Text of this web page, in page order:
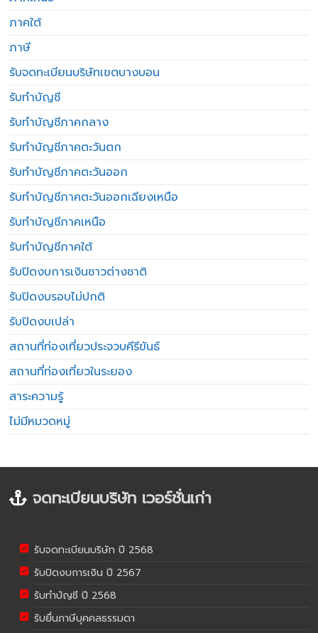
ภาคใต้
ภาษี
รับจดทะเบียนบริษัทเขตบางบอน
รับทำบัญชี
รับทำบัญชีภาคกลาง
รับทำบัญชีภาคตะวันตก
รับทำบัญชีภาคตะวันออก
รับทำบัญชีภาคตะวันออกเฉียงเหนือ
รับทำบัญชีภาคเหนือ
รับทำบัญชีภาคใต้
รับปิดงบการเงินชาวต่างชาติ
รับปิดงบรอบไม่ปกติ
รับปิดงบเปล่า
สถานที่ท่องเที่ยวประจวบคีรีขันธ์
สถานที่ท่องเที่ยวในระยอง
สาระความรู้
ไม่มีหมวดหมู่
จดทะเบียนบริษัท เวอร์ชั่นเก่า
รับจดทะเบียนบริษัท ปี 2568
รับปิดงบการเงิน ปี 2567
รับทำบัญชี ปี 2568
รับยื่นภาษีบุคคลธรรมดา